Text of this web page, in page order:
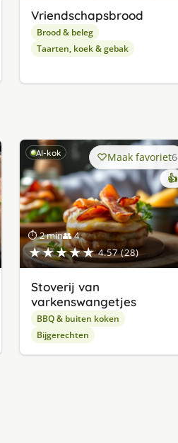
Vriendschapsbrood
Brood & beleg
Taarten, koek & gebak
AI-kok
⏱ 2 min👥 4
★★★★★ 4.57 (28)
Maak favoriet6
👍
Stoverij van
varkenswangetjes
BBQ & buiten koken
Bijgerechten